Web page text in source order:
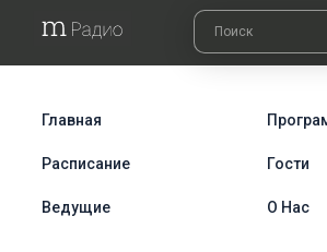
Главная
Расписание Гости
Ведущие О Нас